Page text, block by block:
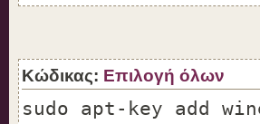
Κώδικας: Επιλογή όλων
sudo apt-key add